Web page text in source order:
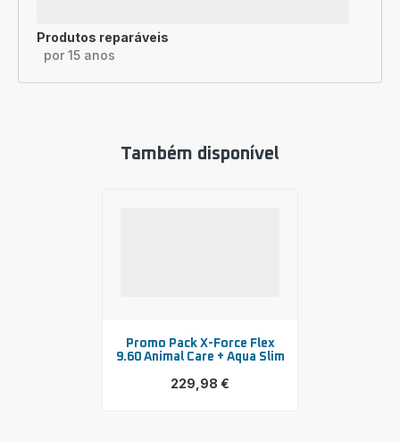
Produtos reparáveis
por 15 anos
Também disponível
Promo Pack X-Force Flex
9.60 Animal Care + Aqua Slim
229,98 €